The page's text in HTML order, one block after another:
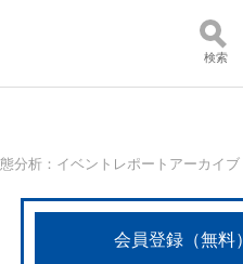
コンテンツ：
検索
分析：イベントレポートアーカイブ
会員登録（無料）